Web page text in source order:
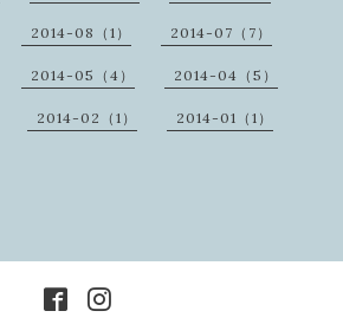
2014-08（1） 2014-07（7）
2014-05（4） 2014-04（5）
2014-02（1） 2014-01（1）